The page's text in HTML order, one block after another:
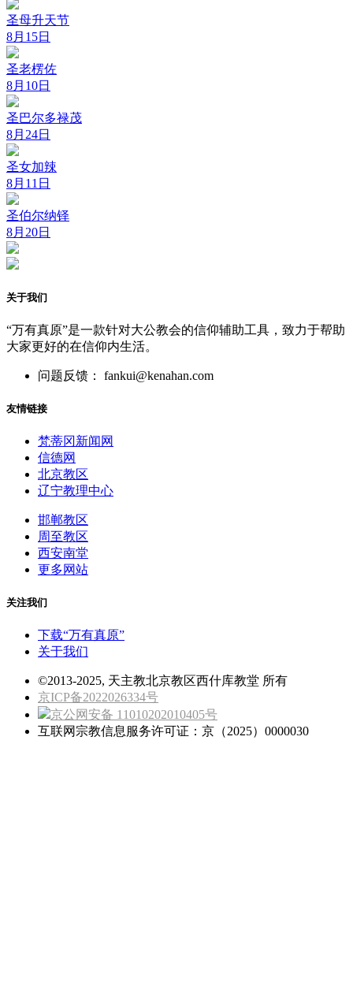
圣母升天节
8月15日
圣老楞佐
8月10日
圣巴尔多禄茂
8月24日
圣女加辣
8月11日
圣伯尔纳铎
8月20日
关于我们
“万有真原”是一款针对大公教会的信仰辅助工具，致力于帮助
大家更好的在信仰内生活。
问题反馈： fankui@kenahan.com
友情链接
梵蒂冈新闻网
信德网
北京教区
辽宁教理中心
邯郸教区
周至教区
西安南堂
更多网站
关注我们
下载“万有真原”
关于我们
©2013-2025, 天主教北京教区西什库教堂 所有
京ICP备2022026334号
京公网安备 11010202010405号
互联网宗教信息服务许可证：京（2025）0000030